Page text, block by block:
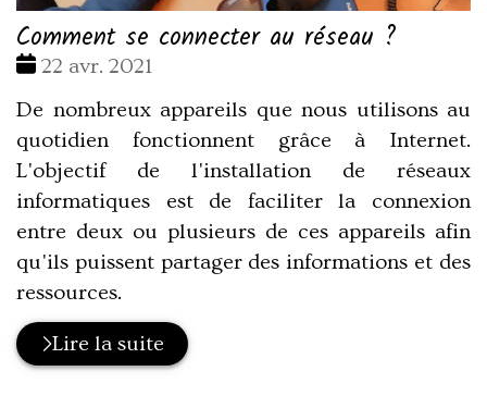
Comment se connecter au réseau ?
Date
22 avr. 2021
De nombreux appareils que nous utilisons au
quotidien fonctionnent grâce à Internet.
L'objectif de l'installation de réseaux
informatiques est de faciliter la connexion
entre deux ou plusieurs de ces appareils afin
qu'ils puissent partager des informations et des
ressources.
Lire la suite